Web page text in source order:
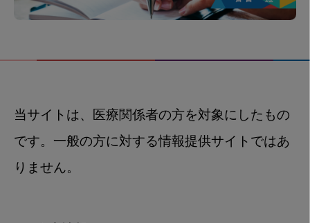
当サイトは、医療関係者の方を対象にしたもの
です。一般の方に対する情報提供サイトではあ
りません。